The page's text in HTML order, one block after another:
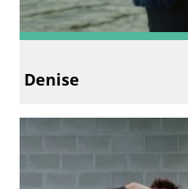
Denise